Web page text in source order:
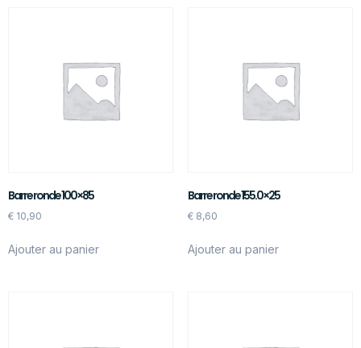
Barre ronde 100×85
€ 10,90
Ajouter au panier
Barre ronde 155.0×25
€8,60
Ajouter au panier